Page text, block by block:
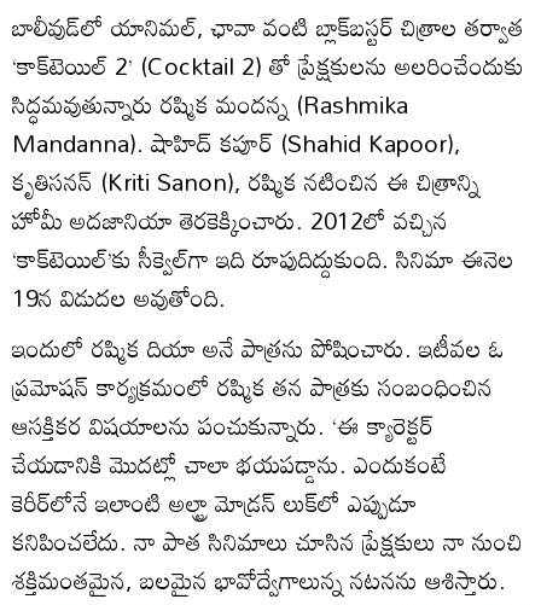
బాలీవుడ్‌లో యానిమల్‌, ఛావా వంటి బ్లాక్‌బస్టర్‌ చిత్రాల తర్వాత
‘కాక్‌టెయిల్ 2’ (Cocktail 2) తో ప్రేక్షకులను అలరించేందుకు
సిద్ధమవుతున్నారు రష్మిక మందన్న (Rashmika
Mandanna). షాహిద్‌ కపూర్ (Shahid Kapoor),
కృతిసనన్ (Kriti Sanon), రష్మిక నటించిన ఈ చిత్రాన్ని
హోమీ అదజానియా తెరకెక్కించారు. 2012లో వచ్చిన
‘కాక్‌టెయిల్‌’కు సీక్వెల్‌గా ఇది రూపుదిద్దుకుంది. సినిమా ఈనెల
19న విడుదల అవుతోంది.
ఇందులో రష్మిక దియా అనే పాత్రను పోషించారు. ఇటీవల ఓ
ప్రమోషన్‌ కార్యక్రమంలో రష్మిక తన పాత్రకు సంబంధించిన
ఆసక్తికర విషయాలను పంచుకున్నారు. ‘ఈ క్యారెక్టర్‌
చేయడానికి మొదట్లో చాలా భయపడ్డాను. ఎందుకంటే
కెరీర్‌లోనే ఇలాంటి అల్ట్రా మోడ్రన్‌ లుక్‌లో ఎప్పుడూ
కనిపించలేదు. నా పాత సినిమాలు చూసిన ప్రేక్షకులు నా నుంచి
శక్తిమంతమైన, బలమైన భావోద్వేగాలున్న నటనను ఆశిస్తారు.